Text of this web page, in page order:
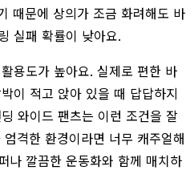
때문에 상의가 조금 화려해도 바
실패 확률이 낮아요.
용도가 높아요. 실제로 편한 바
이 적고 앉아 있을 때 답답하지
와이드 팬츠는 이런 조건을 잘
격한 환경이라면 너무 캐주얼해
나 깔끔한 운동화와 함께 매치하